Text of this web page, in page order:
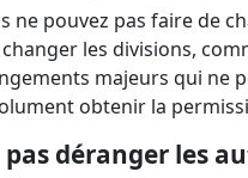
ne pouvez pas faire de
les divisions,
majeurs qui ne
obtenir la
pas déranger les